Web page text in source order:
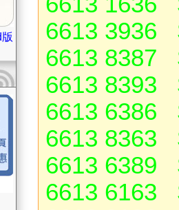
6613 3936
6613 8387
6613 8393
6613 6386
6613 8363
6613 6389
6613 6163